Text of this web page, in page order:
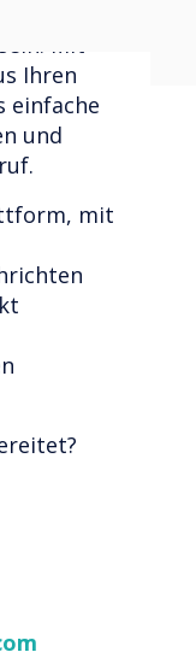
Mit
Ihren
einfache
und
mit